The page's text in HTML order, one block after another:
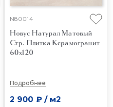
N80014
Новус Натурал Матовый
Стр. Плитка Керамогранит
60x120
Подробнее
2 900 ₽/ м2